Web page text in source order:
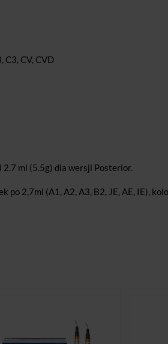
C3, CV, CVD
ml (5.5g) dla wersji Posterior.
po 2,7ml (A1, A2, A3, B2, JE, AE, IE),